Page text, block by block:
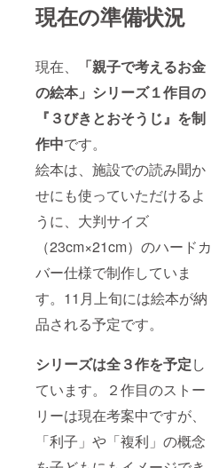
現在の準備状況
現在、
「親子で考えるお金
の絵本」シリーズ１作目の
『３びきとおそうじ』を制
作中です。
絵本は、施設での読み聞か
せにも使っていただけるよ
うに、大判サイズ
（23cm×21cm）のハードカ
バー仕様で制作していま
す。11月上旬には絵本が納
品される予定です。
シリーズは全３作を予定し
ています。２作目のストー
リーは現在考案中ですが、
「利子」や「複利」の概念